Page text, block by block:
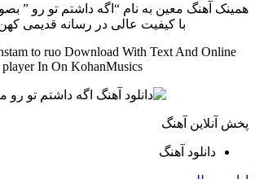
همینک آهنگ معین به نام “اگه داشتم تو رو ”
با کیفیت عالی در رسانه قدیمی
to ruo Download With Text And Online
player In On KohanMusics
پخش آنلاین آهنگ
دانلود آهنگ